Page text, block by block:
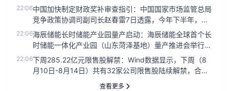
将装修款项存入银行专...
22:06中国加快制定财政奖补审查指引：中国国家市场监管总局
竞争政策协调司副司长赵春雷7日透露，今年下半年，将
加快修订《公平竞争审...
22:06海辰储能长时储能产业园量产启动：海辰储能全球首个长
时储能一体化产业园（山东菏泽基地）量产推进会举行。
作为全球首个专为长时...
22:06下周285.22亿元限售股解禁：Wind数据显示，下周（8
月10日-8月14日）共有32家公司限售股陆续解禁，合计
查看更多